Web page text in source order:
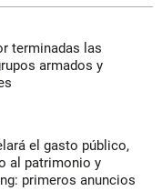
terminadas las
armados y
el gasto público,
al patrimonio y
primeros anuncios